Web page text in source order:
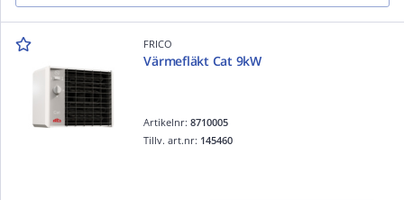
FRICO
Värmefläkt Cat 9kW
Artikelnr:8710005
Tillv. art.nr: 145460